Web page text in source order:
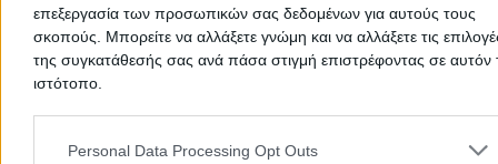
επεξεργασία των προσωπικών σας δεδομένων για αυτούς τους
σκοπούς. Μπορείτε να αλλάξετε γνώμη και να αλλάξετε τις
της συγκατάθεσής σας ανά πάσα στιγμή επιστρέφοντας σε αυτόν
ιστότοπο.
Please note that this website/app uses one or more Google
and may gather and store information including but not limited to
Personal Data Processing Opt Outs
Δημοφιλείς Αναζητήσεις
Μετακομίσεις & Μεταφορές
Ψυχολόγοι Παιδικοί Σταθμοί Οδοντίατροι
Συνεργεία Αυτοκινήτων